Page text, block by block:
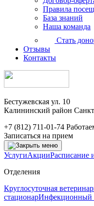
Правила
База знаний
Наша команда
Стать
Отзывы
Контакты
Бестужевская ул. 10
Калининский район
+7 (812) 711-01-74
Записаться на прием
УслугиАкцииРасписание
Отделения
Круглосуточная
стационарИнфекционный